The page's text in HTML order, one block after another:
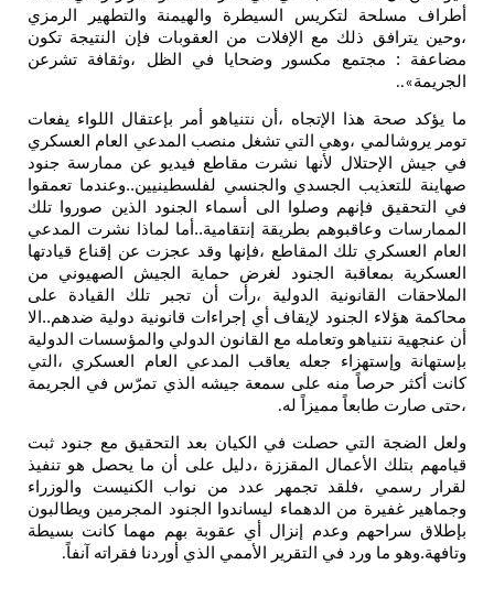
أطراف مسلحة لتكريس السيطرة والهيمنة والتطهير الرمزي
،وحين يترافق ذلك مع الإفلات من العقوبات فإن النتيجة تكون
مضاعفة : مجتمع مكسور وضحايا في الظل ،وثقافة تشرعن
الجريمة»..
ما يؤكد صحة هذا الإتجاه ،أن نتنياهو أمر بإعتقال اللواء يفعات
تومر يروشالمي ،وهي التي تشغل منصب المدعي العام العسكري
في جيش الإحتلال لأنها نشرت مقاطع فيديو عن ممارسة جنود
صهاينة للتعذيب الجسدي والجنسي لفلسطينيين..وعندما تعمقوا
في التحقيق فإنهم وصلوا الى أسماء الجنود الذين صوروا تلك
الممارسات وعاقبوهم بطريقة إنتقامية..أما لماذا نشرت المدعي
العام العسكري تلك المقاطع ،فإنها وقد عجزت عن إقناع قيادتها
العسكرية بمعاقبة الجنود لغرض حماية الجيش الصهيوني من
الملاحقات القانونية الدولية ،رأت أن تجبر تلك القيادة على
محاكمة هؤلاء الجنود لإيقاف أي إجراءات قانونية دولية ضدهم..الا
أن عنجهية نتنياهو وتعامله مع القانون الدولي والمؤسسات الدولية
بإستهانة وإستهزاء جعله يعاقب المدعي العام العسكري ،التي
كانت أكثر حرصاً منه على سمعة جيشه الذي تمرّس في الجريمة
،حتى صارت طابعاً مميزاً له.
ولعل الضجة التي حصلت في الكيان بعد التحقيق مع جنود ثبت
قيامهم بتلك الأعمال المقززة ،دليل على أن ما يحصل هو تنفيذ
لقرار رسمي ،فلقد تجمهر عدد من نواب الكنيست والوزراء
وجماهير غفيرة من الدهماء ليساندوا الجنود المجرمين ويطالبون
بإطلاق سراحهم وعدم إنزال أي عقوبة بهم مهما كانت بسيطة
وتافهة.وهو ما ورد في التقرير الأممي الذي أوردنا فقراته آنفاً.